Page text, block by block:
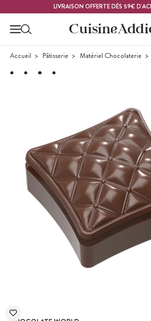
LIVRAISON OFFERTE DÈS 59€
Accueil Pâtisserie Matériel Chocolaterie